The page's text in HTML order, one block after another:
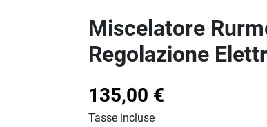
Miscelatore
Regolazione
135,00 €
Tasse incluse